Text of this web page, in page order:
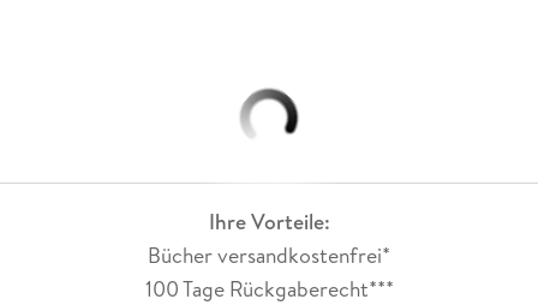
Ihre Vorteile:
Bücher versandkostenfrei*
100 Tage Rückgaberecht***